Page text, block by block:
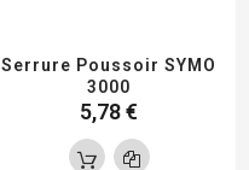
Serrure Poussoir SYMO
3000
5,78 €